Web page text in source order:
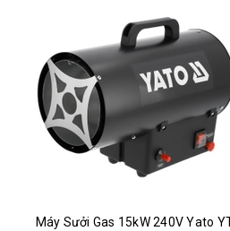
Máy Sưởi Gas 15kW 240V Yato